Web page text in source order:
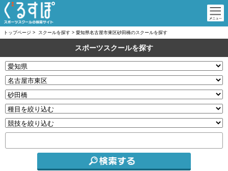
トップページ > スクールを探す > 愛知県名古屋市東区砂田橋のスクールを探す
スポーツスクールを探す